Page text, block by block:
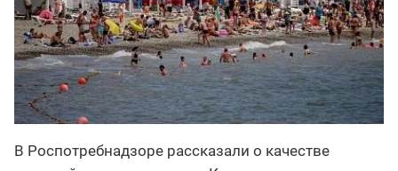
В Роспотребнадзоре рассказали о качестве